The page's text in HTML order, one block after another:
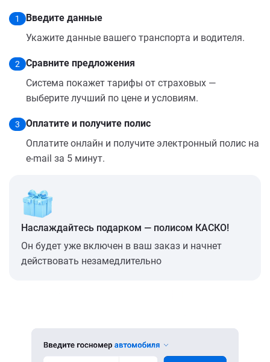
1
Введите данные
Укажите данные вашего транспорта и водителя.
2
Сравните предложения
Система покажет тарифы от страховых —
выберите лучший по цене и условиям.
3
Оплатите и получите полис
Оплатите онлайн и получите электронный полис на
e-mail за 5 минут.
Наслаждайтесь подарком — полисом КАСКО!
Он будет уже включен в ваш заказ и начнет
действовать незамедлительно